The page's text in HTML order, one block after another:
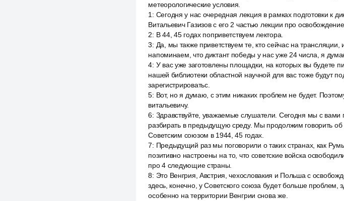
метеорологические условия.
1 : Сегодня у нас очередная лекция в рамках подготовки к
Витальевич Газизов с его 2 частью лекции про
2: В 44, 45 годах поприветствуем лектора.
3: Да, мы также приветствуем те, кто сейчас на трансляции,
напоминаем, что диктант победы у нас уже 24 числа, я
4: У вас уже заготовлены площадки, на которых вы будете
нашей библиотеки областной научной для вас тоже будут
зарегистрироватьс.
5: Вот, но я думаю, с этим никаких проблем не будет.
витальевичу.
6: Здравствуйте, уважаемые слушатели. Сегодня мы с
разбирать в предыдущую среду. Мы продолжим говорить
Советским союзом в 1944, 45 годах.
7: Предыдущий раз мы поговорили о таких странах, как
позитивно настроены на то, что советские войска
про 4 следующие страны.
8: Это Венгрия, Австрия, чехословакия и Польша с
здесь, конечно, у Советского союза будет больше проблем,
особенно на территории Венгрии снова же.